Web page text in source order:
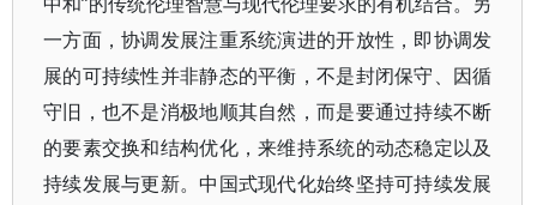
一方面，协调发展注重系统演进的开放性，即协调发
展的可持续性并非静态的平衡，不是封闭保守、因循
守旧，也不是消极地顺其自然，而是要通过持续不断
的要素交换和结构优化，来维持系统的动态稳定以及
持续发展与更新。中国式现代化始终坚持可持续发展